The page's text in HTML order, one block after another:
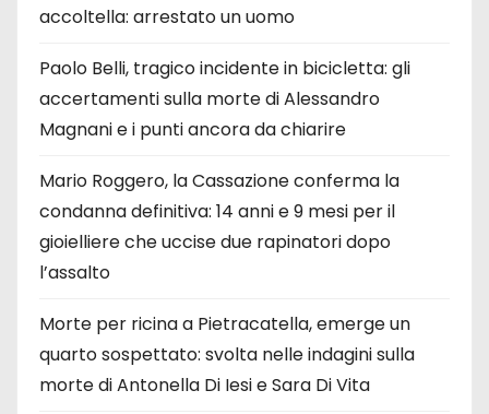
accoltella: arrestato un uomo
Paolo Belli, tragico incidente in bicicletta: gli
accertamenti sulla morte di Alessandro
Magnani e i punti ancora da chiarire
Mario Roggero, la Cassazione conferma la
condanna definitiva: 14 anni e 9 mesi per il
gioielliere che uccise due rapinatori dopo
l’assalto
Morte per ricina a Pietracatella, emerge un
quarto sospettato: svolta nelle indagini sulla
morte di Antonella Di Iesi e Sara Di Vita